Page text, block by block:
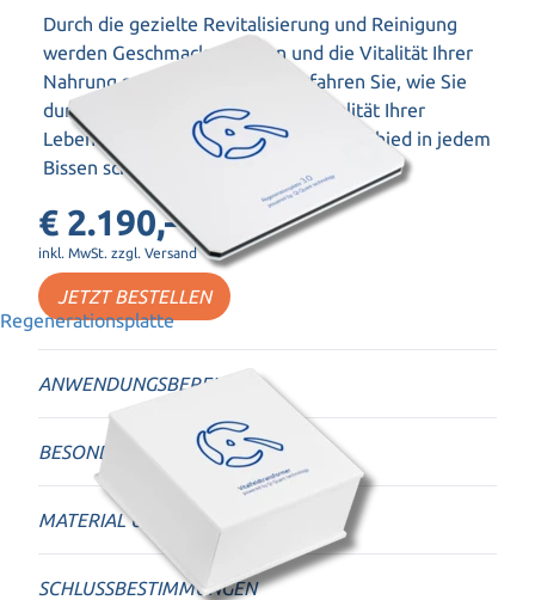
Regenerationsplatte
Durch die gezielte Revitalisierung und Reinigung
werden Geschmack, Aromen und die Vitalität Ihrer
Nahrung spürbar verbessert. Erfahren Sie, wie Sie
durch einfache Anwendung die Qualität Ihrer
Lebensmittel steigern und den Unterschied in jedem
Bissen schmecken können.
€ 2.190,–
inkl. MwSt. zzgl. Versand
JETZT BESTELLEN
ANWENDUNGSBEREICHE
BESONDERHEITEN
MATERIAL UND VERPACKUNG
SCHLUSSBESTIMMUNGEN